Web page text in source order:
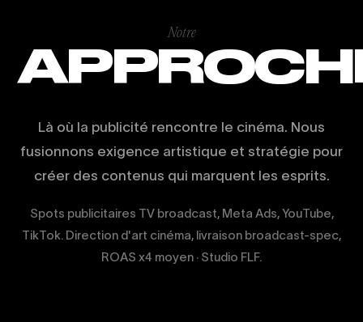
Notre
Là où la publicité rencontre le cinéma. Nous
fusionnons exigence artistique et stratégie pour
créer des contenus qui marquent les esprits.
Spots publicitaires TV broadcast, Meta Ads, YouTube,
TikTok. Direction d'art cinéma, livraison broadcast-spec,
ROAS x4 moyen · Studio FLF.